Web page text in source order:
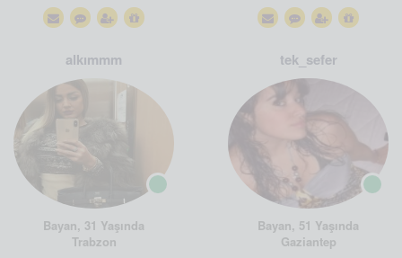
alkımmm
Bayan, 31 Yaşında
Trabzon
tek_sefer
Bayan, 51 Yaşında
Gaziantep